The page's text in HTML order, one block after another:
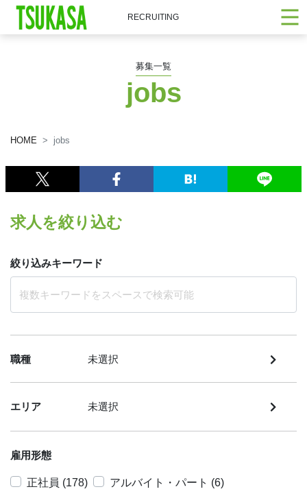
RECRUITING
募集一覧
jobs
HOME jobs
求人を絞り込む
絞り込みキーワード
職種 未選択
エリア 未選択
雇用形態
正社員 (178) アルバイト・パート (6)